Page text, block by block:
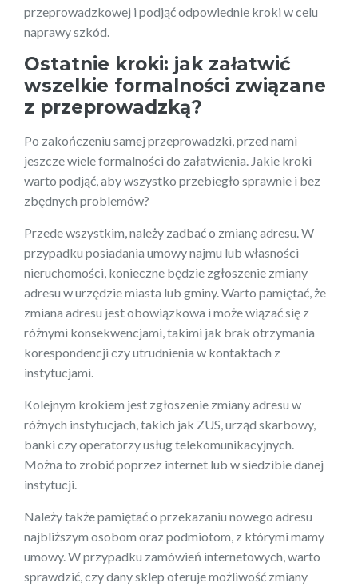
przeprowadzkowej i podjąć odpowiednie kroki w celu
naprawy szkód.
Ostatnie kroki: jak załatwić
wszelkie formalności związane
z przeprowadzką?
Po zakończeniu samej przeprowadzki, przed nami
jeszcze wiele formalności do załatwienia. Jakie kroki
warto podjąć, aby wszystko przebiegło sprawnie i bez
zbędnych problemów?
Przede wszystkim, należy zadbać o zmianę adresu. W
przypadku posiadania umowy najmu lub własności
nieruchomości, konieczne będzie zgłoszenie zmiany
adresu w urzędzie miasta lub gminy. Warto pamiętać, że
zmiana adresu jest obowiązkowa i może wiązać się z
różnymi konsekwencjami, takimi jak brak otrzymania
korespondencji czy utrudnienia w kontaktach z
instytucjami.
Kolejnym krokiem jest zgłoszenie zmiany adresu w
różnych instytucjach, takich jak ZUS, urząd skarbowy,
banki czy operatorzy usług telekomunikacyjnych.
Można to zrobić poprzez internet lub w siedzibie danej
instytucji.
Należy także pamiętać o przekazaniu nowego adresu
najbliższym osobom oraz podmiotom, z którymi mamy
umowy. W przypadku zamówień internetowych, warto
sprawdzić, czy dany sklep oferuje możliwość zmiany